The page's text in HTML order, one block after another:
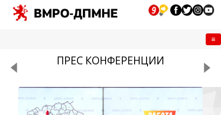
ПРЕС КОНФЕРЕНЦИИ